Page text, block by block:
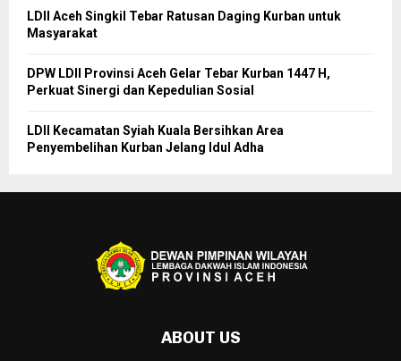
LDII Aceh Singkil Tebar Ratusan Daging Kurban untuk
Masyarakat
DPW LDII Provinsi Aceh Gelar Tebar Kurban 1447 H,
Perkuat Sinergi dan Kepedulian Sosial
LDII Kecamatan Syiah Kuala Bersihkan Area
Penyembelihan Kurban Jelang Idul Adha
ABOUT US